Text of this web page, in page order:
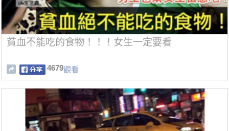
貧血不能吃的食物！！！女生一定要看
4679觀看